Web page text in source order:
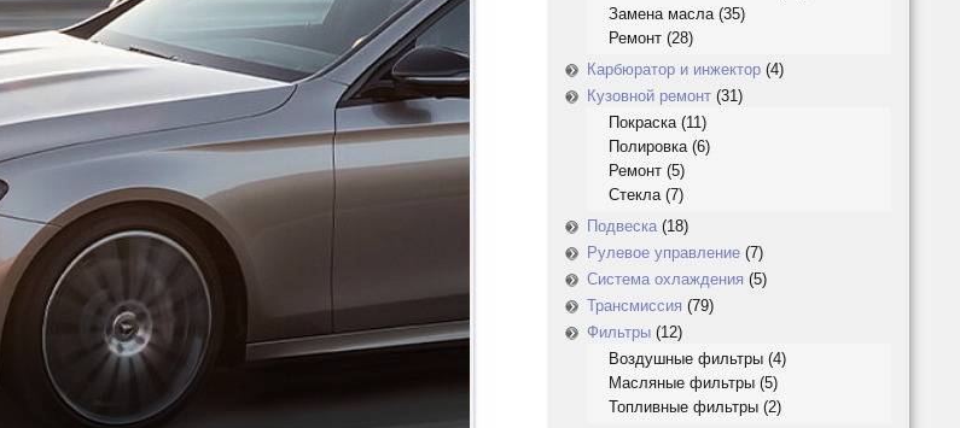
Замена масла(35)
Ремонт (28)
Карбюратор и инжектор (4)
Кузовной ремонт (31)
Покраска(11)
Полировка(6)
Ремонт (5)
Стекла(7)
Подвеска (18)
Рулевое управление (7)
Система охлаждения (5)
Трансмиссия (79)
Фильтры (12)
Воздушные фильтры (4)
Масляные фильтры (5)
Топливные фильтры (2)